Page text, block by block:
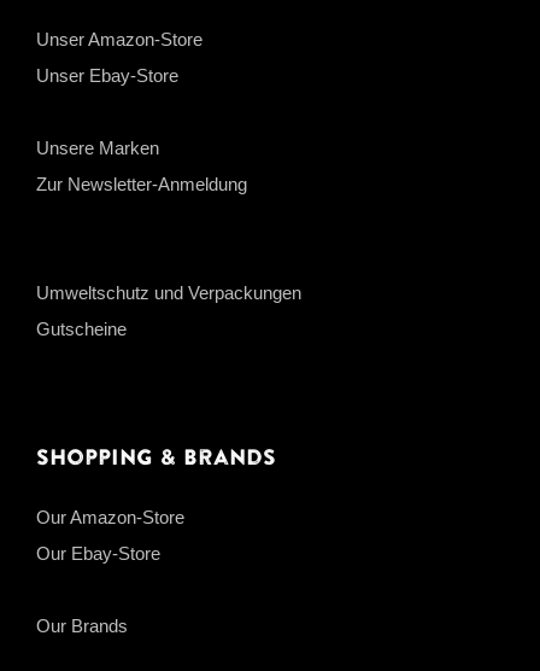
Unser Amazon-Store
Unser Ebay-Store
Unsere Marken
Zur Newsletter-Anmeldung
Umweltschutz und Verpackungen
Gutscheine
Shopping & Brands
Our Amazon-Store
Our Ebay-Store
Our Brands